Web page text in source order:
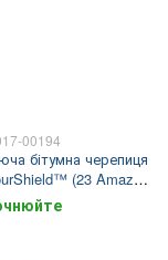
00194
бітумна черепиця
(23 Amazon